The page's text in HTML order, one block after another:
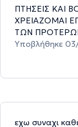
ΠΤΗΣΕΙΣ ΚΑΙ
ΧΡΕΙΑΖΟΜΑΙ
ΤΩΝ
Υποβλήθηκε
εχω συναχι